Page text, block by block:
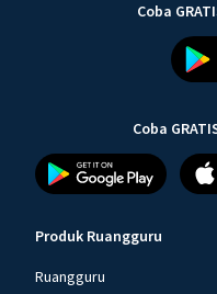
Coba
Coba
Produk Ruangguru
Ruangguru